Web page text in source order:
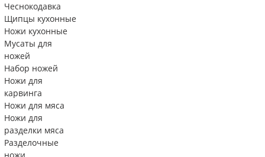
Чеснокодавка
Щипцы кухонные
Ножи кухонные
Мусаты для
ножей
Набор ножей
Ножи для
карвинга
Ножи для мяса
Ножи для
разделки мяса
Разделочные